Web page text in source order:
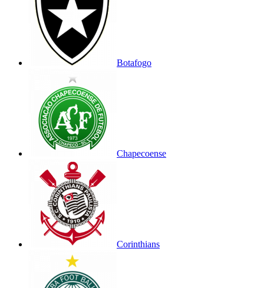
Botafogo
Chapecoense
Corinthians